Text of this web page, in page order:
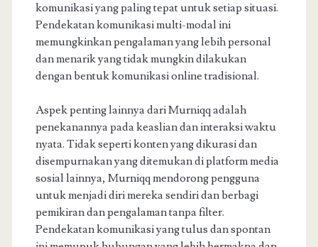
komunikasi yang paling tepat untuk setiap situasi.
Pendekatan komunikasi multi-modal ini
memungkinkan pengalaman yang lebih personal
dan menarik yang tidak mungkin dilakukan
dengan bentuk komunikasi online tradisional.
Aspek penting lainnya dari Murniqq adalah
penekanannya pada keaslian dan interaksi waktu
nyata. Tidak seperti konten yang dikurasi dan
disempurnakan yang ditemukan di platform media
sosial lainnya, Murniqq mendorong pengguna
untuk menjadi diri mereka sendiri dan berbagi
pemikiran dan pengalaman tanpa filter.
Pendekatan komunikasi yang tulus dan spontan